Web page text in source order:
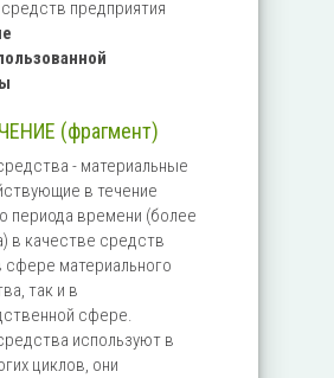
предприятия
(фрагмент)
- материальные
в течение
периода времени (более
в качестве средств
сфере материального
так и в
сфере.
используют в
циклов, они